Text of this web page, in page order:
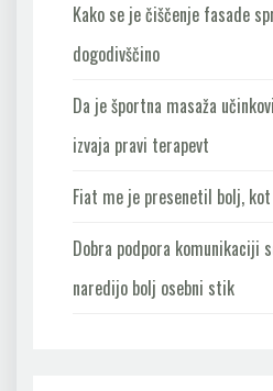
Kako se je čiščenje fasade
dogodivščino
Da je športna masaža
izvaja pravi terapevt
Fiat me je presenetil bolj,
Dobra podpora komunikaciji
naredijo bolj osebni stik